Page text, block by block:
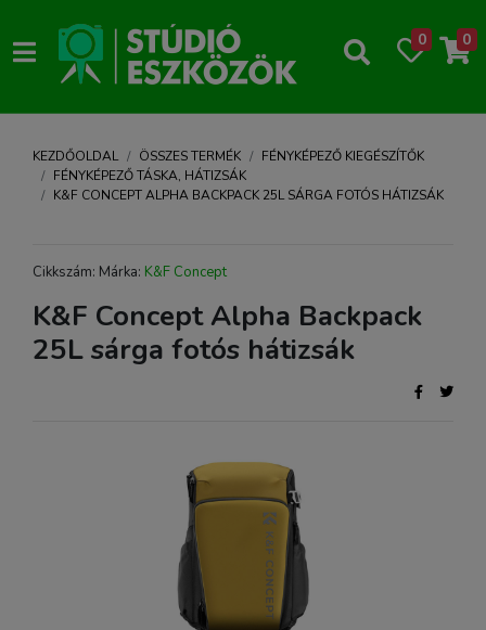
0 0
KEZDŐOLDAL ÖSSZES TERMÉK
FÉNYKÉPEZŐ KIEGÉSZÍTŐK
FÉNYKÉPEZŐ TÁSKA, HÁTIZSÁK
K&F CONCEPT ALPHA BACKPACK 25L SÁRGA FOTÓS HÁTIZSÁK
Cikkszám: Márka: K&F Concept
K&F Concept Alpha Backpack
25L sárga fotós hátizsák